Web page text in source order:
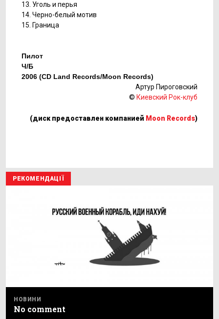
13. Уголь и перья
14. Черно-белый мотив
15. Граница
Пилот
Ч/Б
2006 (CD Land Records/Moon Records)
Артур Пироговский
© Киевский Рок-клуб
(диск предоставлен компанией Moon Records)
РЕКОМЕНДАЦІЇ
НОВИНИ
No comment